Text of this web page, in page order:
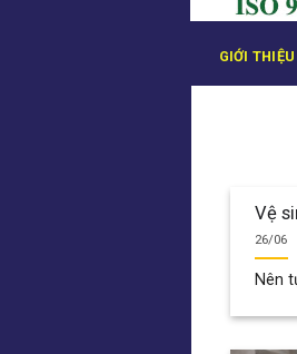
GIỚI THIỆU
Vệ
26/06
Nên